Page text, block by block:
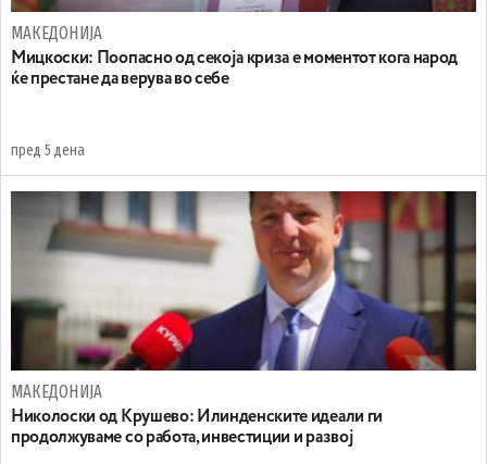
МАКЕДОНИЈА
Мицкоски: Поопасно од секоја криза е моментот кога народ
ќе престане да верува во себе
пред 5 дена
МАКЕДОНИЈА
Николоски од Крушево: Илинденските идеали ги
продолжуваме со работа, инвестиции и развој